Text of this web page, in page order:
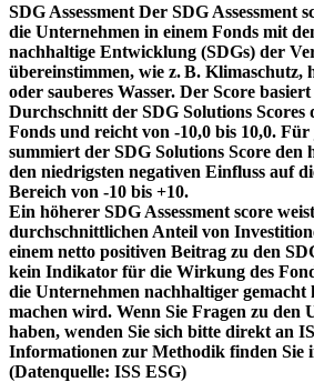
SDG Assessment Der SDG Assessment
die Unternehmen in einem Fonds mit
nachhaltige Entwicklung (SDGs) der
übereinstimmen, wie z. B. Klimaschutz,
oder sauberes Wasser. Der Score
Durchschnitt der SDG Solutions Scores
Fonds und reicht von -10,0 bis 10,0.
summiert der SDG Solutions Score den
den niedrigsten negativen Einfluss auf
Bereich von -10 bis +10.
Ein höherer SDG Assessment score
durchschnittlichen Anteil von
einem netto positiven Beitrag zu den
kein Indikator für die Wirkung des
die Unternehmen nachhaltiger
machen wird. Wenn Sie Fragen zu den
haben, wenden Sie sich bitte direkt an
Informationen zur Methodik finden Sie
(Datenquelle: ISS ESG)